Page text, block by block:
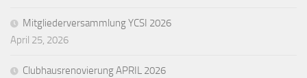
Mitgliederversammlung YCSI 2026
April 25, 2026
Clubhausrenovierung APRIL 2026